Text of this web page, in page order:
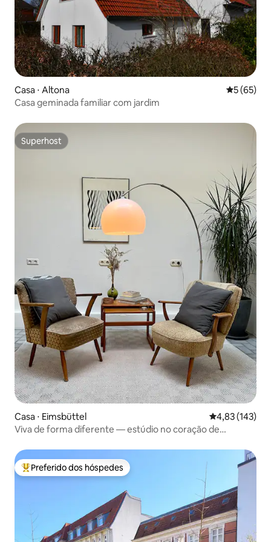
Casa ⋅ Altona 5 de uma
5 (65)
Casa geminada familiar com jardim
Superhost
Superhost
Casa ⋅ Eimsbüttel 4,83 de uma
4,83 (143)
Viva de forma diferente — estúdio no coração de
Entre os melhores preferidos dos hóspedes
Preferido dos hóspedes